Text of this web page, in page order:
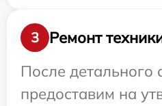
3
Ремонт
После детального
предоставим на